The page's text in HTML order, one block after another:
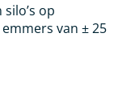
op
van ± 25